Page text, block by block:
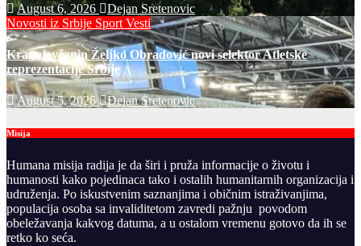
August 6, 2026
Dejan Sretenovic
Novosti iz Srbije Sport Vesti
Kragujevčanin Željko Obradović novi selektor Atletske
reprezentacije Srbije
August 5, 2026 Dejan Sretenovic
Misija
Humana misija radija je da širi i pruža informacije o životu i
humanosti kako pojedinaca tako i ostalih humanitarnih organizacija i
udruženja. Po iskustvenim saznanjima i običnim istraživanjima,
populacija osoba sa invaliditetom zavredi pažnju povodom
obeležavanja kakvog datuma, a u ostalom vremenu gotovo da ih se
retko ko seća.